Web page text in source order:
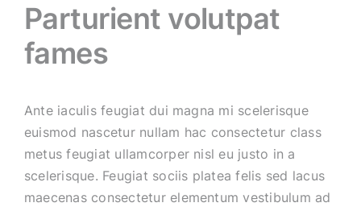
Parturient volutpat
fames
Ante iaculis feugiat dui magna mi scelerisque
euismod nascetur nullam hac consectetur class
metus feugiat ullamcorper nisl eu justo in a
scelerisque. Feugiat sociis platea felis sed lacus
maecenas consectetur elementum vestibulum ad